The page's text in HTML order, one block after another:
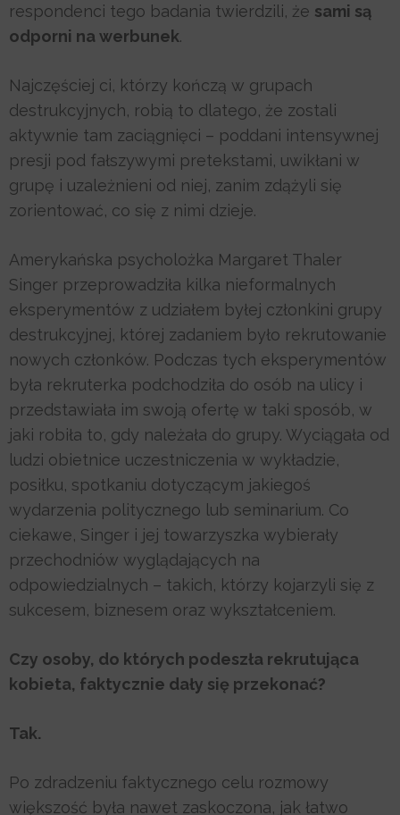
respondenci tego badania twierdzili, że sami są
odporni na werbunek.
Najczęściej ci, którzy kończą w grupach
destrukcyjnych, robią to dlatego, że zostali
aktywnie tam zaciągnięci – poddani intensywnej
presji pod fałszywymi pretekstami, uwikłani w
grupę i uzależnieni od niej, zanim zdążyli się
zorientować, co się z nimi dzieje.
Amerykańska psycholożka Margaret Thaler
Singer przeprowadziła kilka nieformalnych
eksperymentów z udziałem byłej członkini grupy
destrukcyjnej, której zadaniem było rekrutowanie
nowych członków. Podczas tych eksperymentów
była rekruterka podchodziła do osób na ulicy i
przedstawiała im swoją ofertę w taki sposób, w
jaki robiła to, gdy należała do grupy. Wyciągała od
ludzi obietnice uczestniczenia w wykładzie,
posiłku, spotkaniu dotyczącym jakiegoś
wydarzenia politycznego lub seminarium. Co
ciekawe, Singer i jej towarzyszka wybierały
przechodniów wyglądających na
odpowiedzialnych – takich, którzy kojarzyli się z
sukcesem, biznesem oraz wykształceniem.
Czy osoby, do których podeszła rekrutująca
kobieta, faktycznie dały się przekonać?
Tak.
Po zdradzeniu faktycznego celu rozmowy
większość była nawet zaskoczona, jak łatwo